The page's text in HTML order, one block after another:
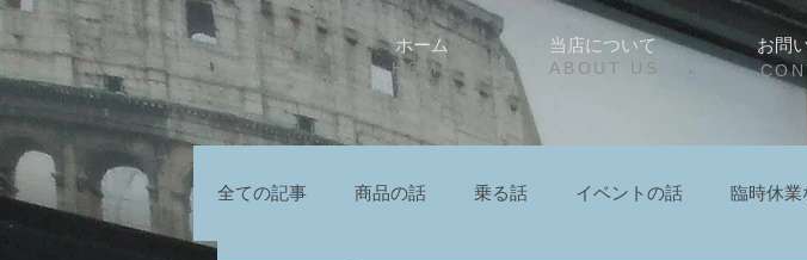
ホーム 当店について お問
HOME ABOUT US
全ての記事 商品の話 乗る話 イベントの話 臨時休業